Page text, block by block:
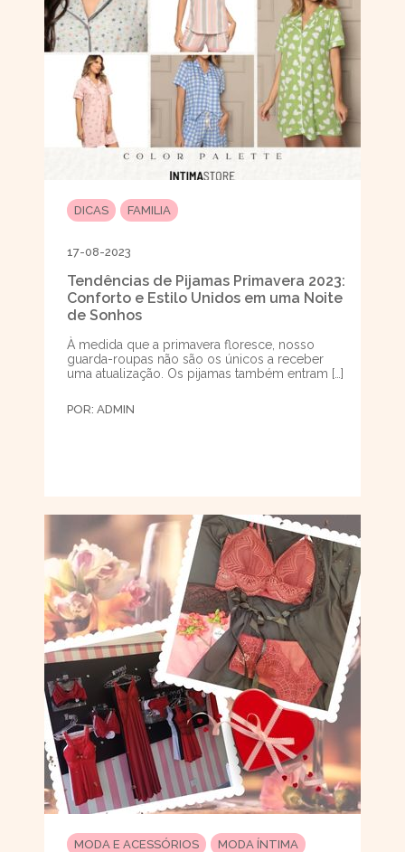
DICAS FAMILIA
17-08-2023
Tendências de Pijamas Primavera 2023:
Conforto e Estilo Unidos em uma Noite
de Sonhos
À medida que a primavera floresce, nosso
guarda-roupas não são os únicos a receber
uma atualização. Os pijamas também entram […]
POR: ADMIN
MODA E ACESSÓRIOS
MODA ÍNTIMA